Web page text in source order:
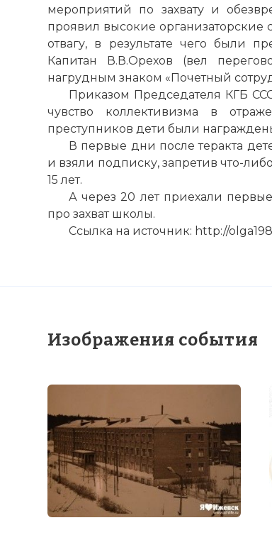
мероприятий по захвату и
проявил высокие организаторские
отвагу, в результате чего были
Капитан В.В.Орехов (вел
нагрудным знаком «Почетный
Приказом Председателя КГБ
чувство коллективизма в
преступников дети были
В первые дни после теракта
и взяли подписку, запретив что-
15 лет.
А через 20 лет приехали
про захват школы.
Ссылка на источник: http://
Изображения события